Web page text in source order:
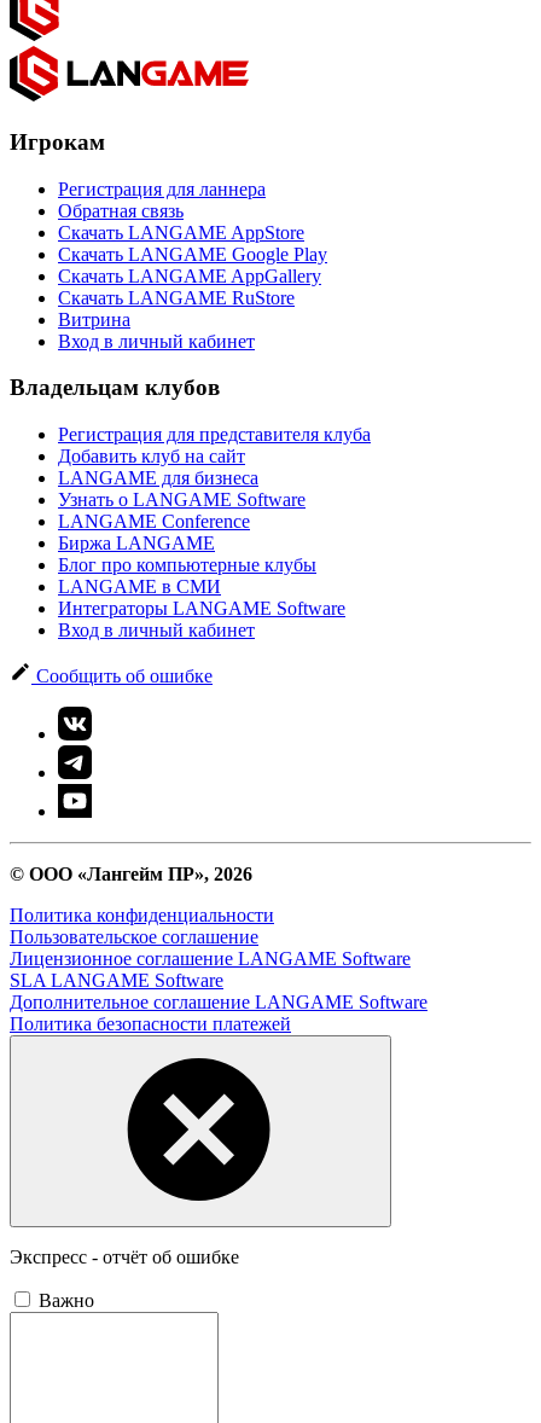
Игрокам
Регистрация для ланнера
Обратная связь
Скачать LANGAME AppStore
Скачать LANGAME Google Play
Скачать LANGAME AppGallery
Скачать LANGAME RuStore
Витрина
Вход в личный кабинет
Владельцам клубов
Регистрация для представителя клуба
Добавить клуб на сайт
LANGAME для бизнеса
Узнать о LANGAME Software
LANGAME Conference
Биржа LANGAME
Блог про компьютерные клубы
LANGAME в СМИ
Интеграторы LANGAME Software
Вход в личный кабинет
Сообщить об ошибке
© ООО «Лангейм ПР», 2026
Политика конфиденциальности
Пользовательское соглашение
Лицензионное соглашение LANGAME Software
SLA LANGAME Software
Дополнительное соглашение LANGAME Software
Политика безопасности платежей
Экспресс - отчёт об ошибке
Важно